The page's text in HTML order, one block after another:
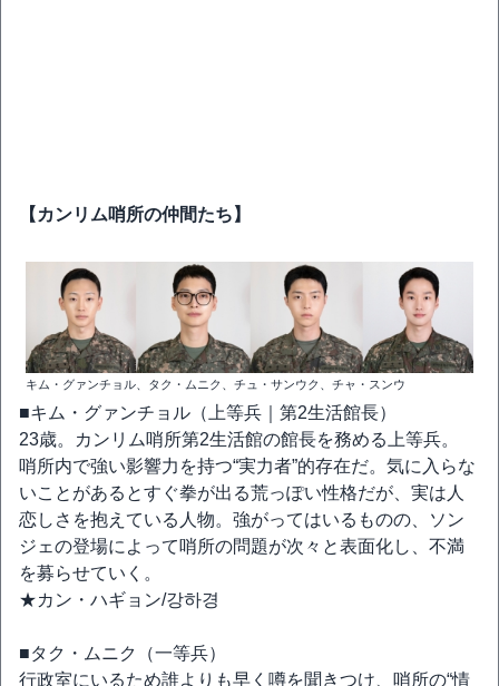
【カンリム哨所の仲間たち】
キム・グァンチョル、タク・ムニク、チュ・サンウク、チャ・スンウ
■キム・グァンチョル（上等兵｜第2生活館長）
23歳。カンリム哨所第2生活館の館長を務める上等兵。
哨所内で強い影響力を持つ“実力者”的存在だ。気に入らな
いことがあるとすぐ拳が出る荒っぽい性格だが、実は人
恋しさを抱えている人物。強がってはいるものの、ソン
ジェの登場によって哨所の問題が次々と表面化し、不満
を募らせていく。
★カン・ハギョン/강하경
■タク・ムニク（一等兵）
行政室にいるため誰よりも早く噂を聞きつけ、哨所の“情